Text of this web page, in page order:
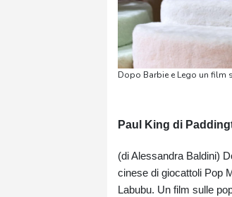
Dopo Barbie e Lego un film
Paul King di
(di Alessandra Baldini)
cinese di giocattoli Pop
Labubu. Un film sulle